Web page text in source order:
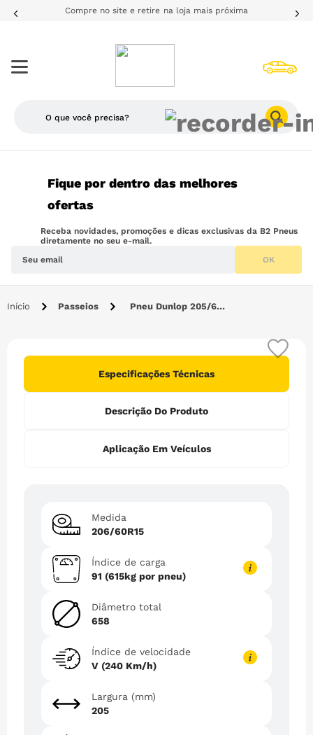
Compre no site e retire na loja mais próxima
Fique por dentro das melhores
ofertas
Receba novidades, promoções e dicas exclusivas da B2 Pneus
diretamente no seu e-mail.
OK
Passeios Pneu Dunlop 205/60R15 91V SP Sport FM800
Especificações Técnicas
Descrição Do Produto
Aplicação Em Veículos
Medida
206/60R15
Índice de carga
91 (615kg por pneu)
Diâmetro total
658
Índice de velocidade
V (240 Km/h)
Largura (mm)
205
1 º 205
3º 185
4